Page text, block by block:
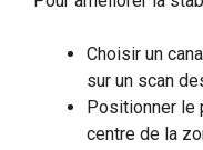
Choisir un
sur un scan
Positionner le
centre de la